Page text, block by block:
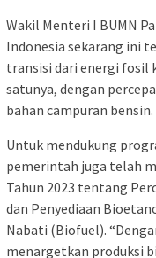
Wakil Menteri I BUMN
Indonesia sekarang ini
transisi dari energi fosil
satunya, dengan
bahan campuran bensin.
Untuk mendukung
pemerintah juga telah
Tahun 2023 tentang
dan Penyediaan
Nabati (Biofuel).
menargetkan produksi